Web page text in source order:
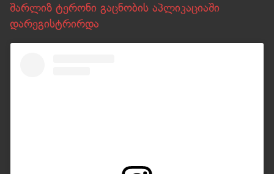
შარლიზ ტერონი გაცნობის აპლიკაციაში
დარეგისტრირდა